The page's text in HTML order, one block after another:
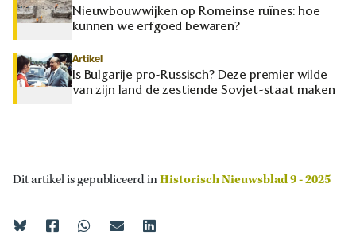
Nieuwbouwwijken op Romeinse ruïnes: hoe
kunnen we erfgoed bewaren?
Artikel
Is Bulgarije pro-Russisch? Deze premier wilde
van zijn land de zestiende Sovjet-staat maken
Dit artikel is gepubliceerd inHistorisch Nieuwsblad 9 - 2025